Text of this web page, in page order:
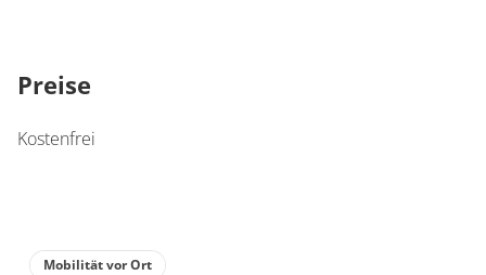
Preise
Kostenfrei
Mobilität vor Ort